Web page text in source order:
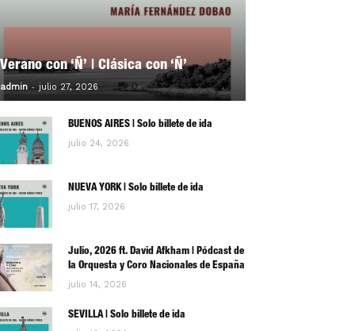
Verano con ‘Ñ’ | Clásica con ‘Ñ’
admin - julio 27, 2026 0
BUENOS AIRES | Solo billete de ida
julio 24, 2026
NUEVA YORK | Solo billete de ida
julio 17, 2026
Julio, 2026 ft. David Afkham | Pódcast de
la Orquesta y Coro Nacionales de España
julio 14, 2026
SEVILLA | Solo billete de ida